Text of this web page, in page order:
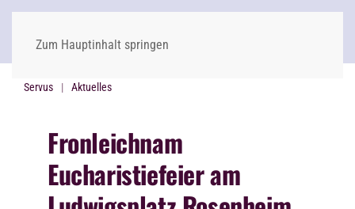
Zum Hauptinhalt springen
Servus Aktuelles
Fronleichnam
Eucharistiefeier am